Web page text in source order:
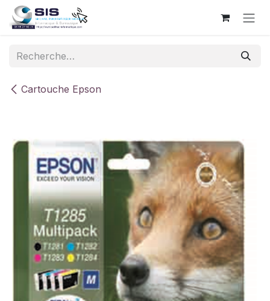
Se rendre au contenu
Cartouche Epson